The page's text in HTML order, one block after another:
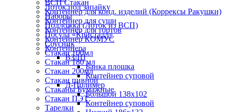
Лоток под запайку
Наборы
Подложка (Лоток из ВСП)
Посуда «Кристалл»
Соусник
Стакан 100мл
Стакан 180 мл
Стакан 200мл
Стакан пивной
Стаканы Бумажные
Стакан ПЭТ
Тарелки
ВСП Стакан
Контейнер для конд. изделий (Коррексы Ракушки)
Контейнер для суши
Контейнер для тортов
Контейнер КОМУС
Контейнера
ВЗЛП
Банка плошка
Контейнер суповой
Д-Полимер
Большой 138х102
Контейнер суповой